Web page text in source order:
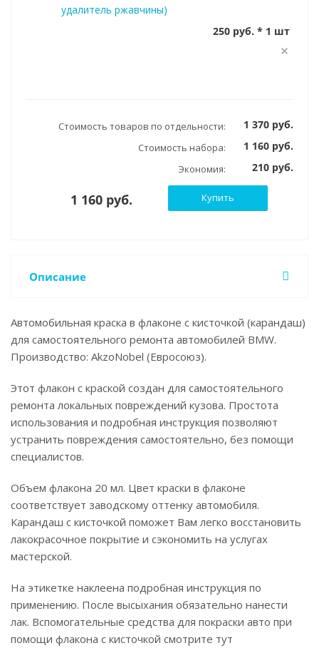
удалитель ржавчины)
250 руб. * 1 шт
Стоимость товаров по отдельности: 1 370 руб.
Стоимость набора: 1 160 руб.
Экономия: 210 руб.
1 160 руб. Купить
Описание
Автомобильная краска в флаконе с кисточкой (карандаш)
для самостоятельного ремонта автомобилей BMW.
Производство: AkzoNobel (Евросоюз).
Этот флакон с краской создан для самостоятельного
ремонта локальных повреждений кузова. Простота
использования и подробная инструкция позволяют
устранить повреждения самостоятельно, без помощи
специалистов.
Объем флакона 20 мл. Цвет краски в флаконе
соответствует заводскому оттенку автомобиля.
Карандаш с кисточкой поможет Вам легко восстановить
лакокрасочное покрытие и сэкономить на услугах
мастерской.
На этикетке наклеена подробная инструкция по
применению. После высыхания обязательно нанести
лак. Вспомогательные средства для покраски авто при
помощи флакона с кисточкой смотрите тут